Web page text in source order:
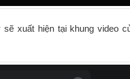
xuất hiện tại khung video